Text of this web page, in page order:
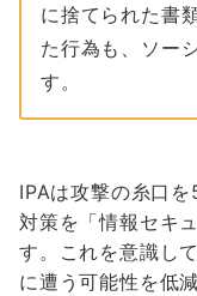
に捨てられた書
た行為も、ソー
す。
IPAは攻撃の糸口
対策を「情報セキ
す。これを意識し
に遭う可能性を低